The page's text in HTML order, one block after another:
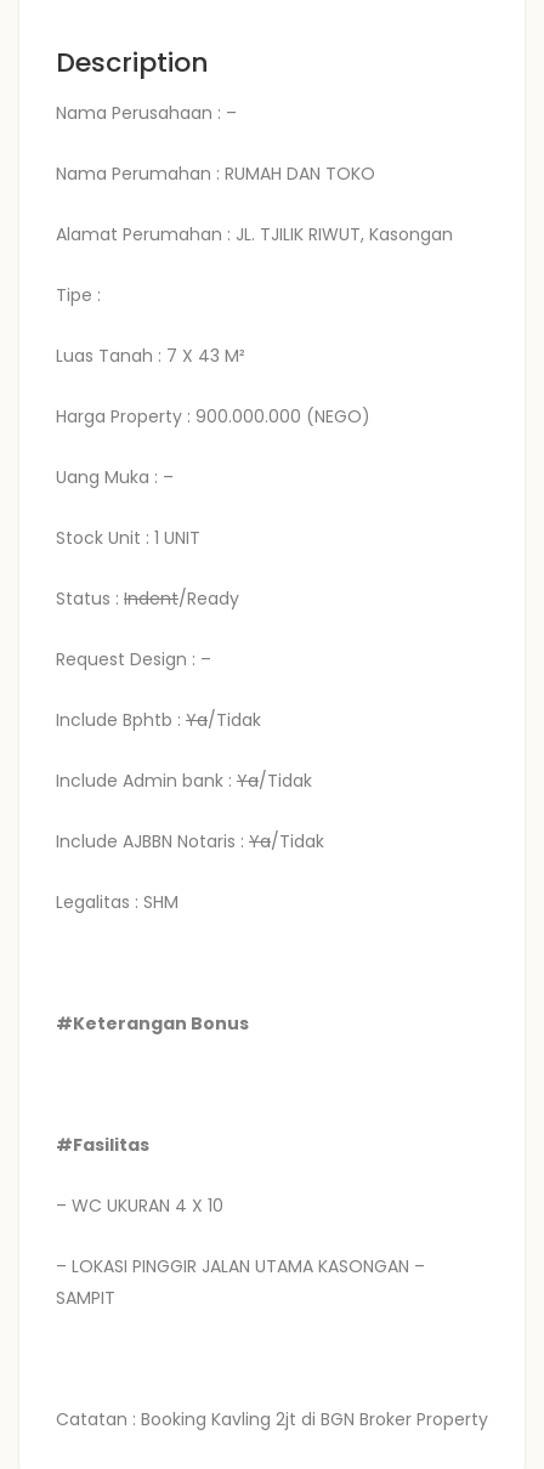
Description
Nama Perusahaan : –
Nama Perumahan : RUMAH DAN TOKO
Alamat Perumahan : JL. TJILIK RIWUT, Kasongan
Tipe :
Luas Tanah : 7 X 43 M²
Harga Property : 900.000.000 (NEGO)
Uang Muka : –
Stock Unit : 1 UNIT
Status : Indent/Ready
Request Design : –
Include Bphtb : Ya/Tidak
Include Admin bank : Ya/Tidak
Include AJBBN Notaris : Ya/Tidak
Legalitas : SHM
#Keterangan Bonus
#Fasilitas
– WC UKURAN 4 X 10
– LOKASI PINGGIR JALAN UTAMA KASONGAN –
SAMPIT
Catatan : Booking Kavling 2jt di BGN Broker Property